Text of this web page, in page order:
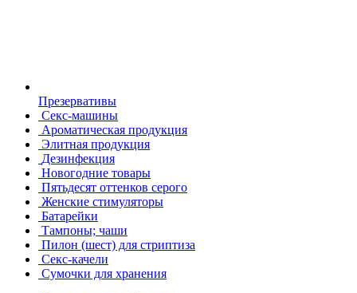
Презервативы
Секс-машины
Ароматическая продукция
Элитная продукция
Дезинфекция
Новогодние товары
Пятьдесят оттенков серого
Женские стимуляторы
Батарейки
Тампоны; чаши
Пилон (шест) для стриптиза
Секс-качели
Сумочки для хранения